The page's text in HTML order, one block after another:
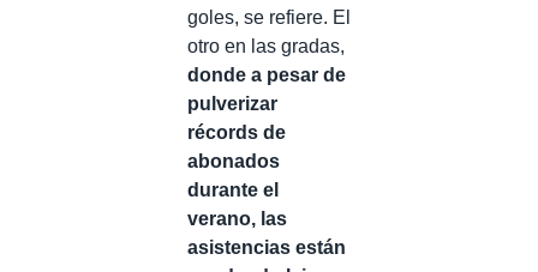
goles, se refiere. El
otro en las gradas,
donde a pesar de
pulverizar
récords de
abonados
durante el
verano, las
asistencias están